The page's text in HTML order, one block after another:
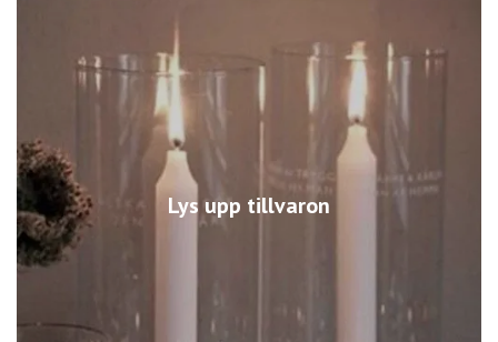
Lys upp tillvaron